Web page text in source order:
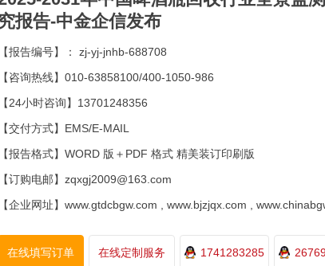
报告-中金企信发布
【报告编号】： zj-yj-jnhb-688708
【咨询热线】010-63858100/400-1050-986
【24小时咨询】13701248356
【交付方式】EMS/E-MAIL
【报告格式】WORD 版＋PDF 格式 精美装订印刷版
【订购电邮】zqxgj2009@163.com
【企业网址】www.gtdcbgw.com , www.bjzjqx.com ,
在线填写订单 在线定制服务 1741283285